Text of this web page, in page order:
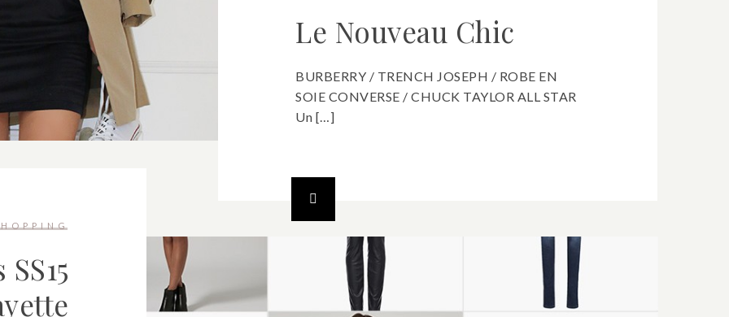
Le Nouveau Chic
BURBERRY / TRENCH JOSEPH / ROBE EN
SOIE CONVERSE / CHUCK TAYLOR ALL STAR
Un […]